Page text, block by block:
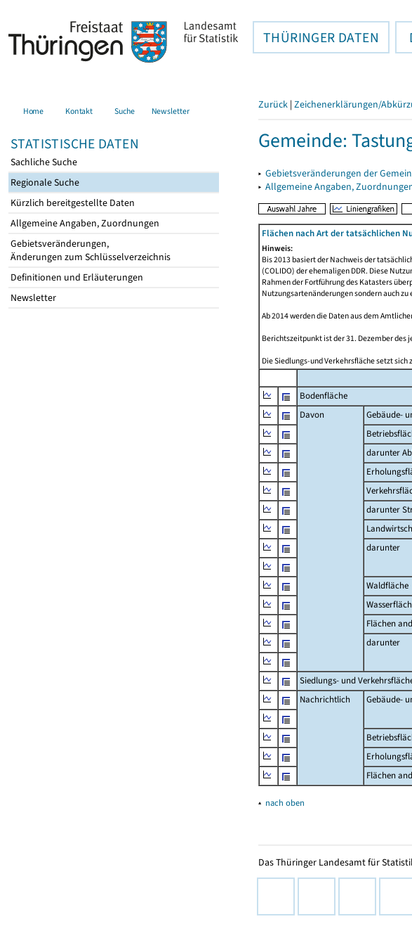
THÜRINGER DATEN
Home Kontakt Suche Newsletter
STATISTISCHE DATEN
Sachliche Suche
Regionale Suche
Kürzlich bereitgestellte Daten
Allgemeine Angaben, Zuordnungen
Gebietsveränderungen,
Änderungen zum Schlüsselverzeichnis
Definitionen und Erläuterungen
Newsletter
Zurück | Zeichenerklärungen/
Gemeinde:
▸ Gebietsveränderungen der
▸ Allgemeine Angaben,
Flächen nach Art der tatsächlichen
Hinweis:
Bis 2013 basiert der Nachweis der
(COLIDO) der ehemaligen DDR. Diese
Rahmen der Fortführung des Katasters
Nutzungsartenänderungen sondern auch
Ab 2014 werden die Daten aus dem
Berichtszeitpunkt ist der 31. Dezember des
Die Siedlungs-und Verkehrsfläche setzt
Bodenfläche
Davon
Gebäude-
darunter
darunter
darunter
Waldfläche
Flächen
darunter
Siedlungs- und
Nachrichtlich
Gebäude-
Flächen
▴ nach oben
Das Thüringer Landesamt für